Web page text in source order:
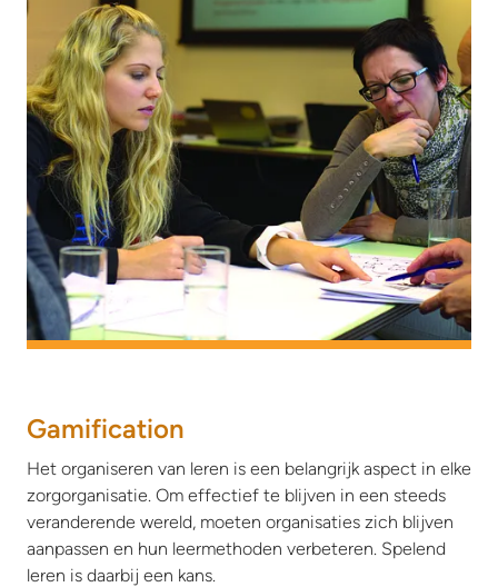
Gamification
Het organiseren van leren is een belangrijk aspect in elke
zorgorganisatie. Om effectief te blijven in een steeds
veranderende wereld, moeten organisaties zich blijven
aanpassen en hun leermethoden verbeteren. Spelend
leren is daarbij een kans.